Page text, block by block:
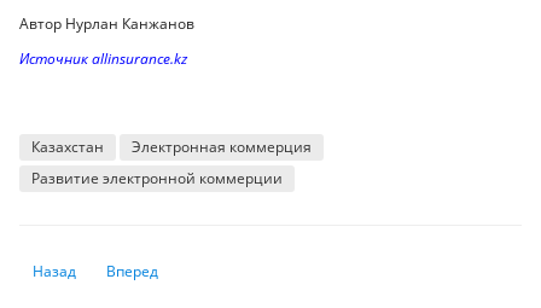
Автор Нурлан Канжанов
Источник allinsurance.kz
Казахстан
Электронная коммерция
Развитие электронной коммерции
Предыдущий: Как выгодно покупать продукты и вещи
Назад Следующий: Медстрахование студентов: о чём вы не знали,
Вперед